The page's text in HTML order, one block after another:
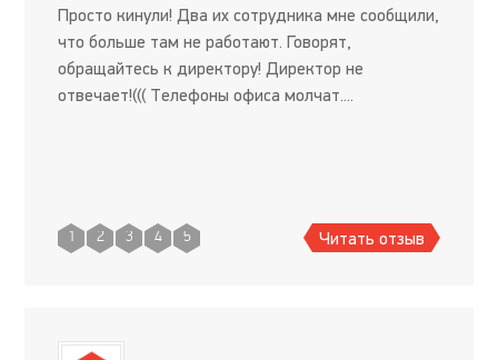
Просто кинули! Два их сотрудника мне сообщили,
что больше там не работают. Говорят,
обращайтесь к директору! Директор не
отвечает!((( Телефоны офиса молчат....
1 2 3 4 5 Читать отзыв